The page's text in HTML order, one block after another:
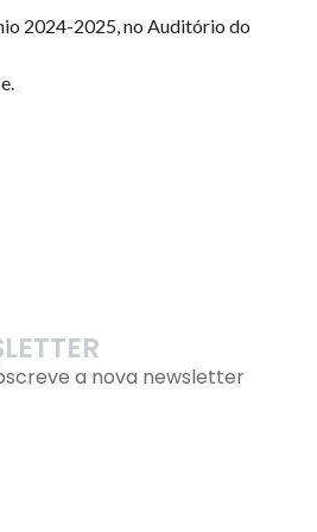
2024-2025, no Auditório do
a nova newsletter